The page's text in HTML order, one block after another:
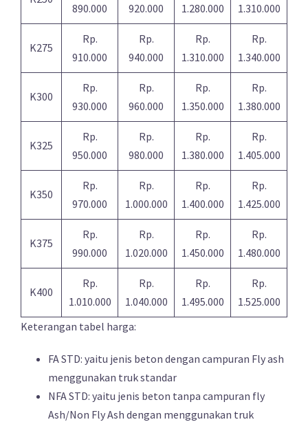
890.000
920.000
1.280.000
1.310.000
K275
Rp.
910.000
Rp.
940.000
Rp.
1.310.000
Rp.
1.340.000
K300
Rp.
930.000
Rp.
960.000
Rp.
1.350.000
Rp.
1.380.000
K325
Rp.
950.000
Rp.
980.000
Rp.
1.380.000
Rp.
1.405.000
K350
Rp.
970.000
Rp.
1.000.000
Rp.
1.400.000
Rp.
1.425.000
K375
Rp.
990.000
Rp.
1.020.000
Rp.
1.450.000
Rp.
1.480.000
K400
Rp.
1.010.000
Rp.
1.040.000
Rp.
1.495.000
Rp.
1.525.000
Keterangan tabel harga:
FA STD: yaitu jenis beton dengan campuran Fly ash
menggunakan truk standar
NFA STD: yaitu jenis beton tanpa campuran fly
Ash/Non Fly Ash dengan menggunakan truk